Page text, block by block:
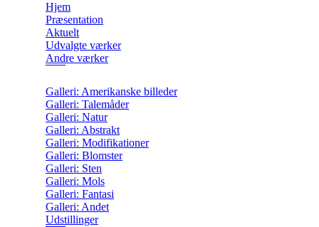
Hjem
Præsentation
Aktuelt
Udvalgte værker
Andre værker
Galleri: Amerikanske billeder
Galleri: Talemåder
Galleri: Natur
Galleri: Abstrakt
Galleri: Modifikationer
Galleri: Blomster
Galleri: Sten
Galleri: Mols
Galleri: Fantasi
Galleri: Andet
Udstillinger